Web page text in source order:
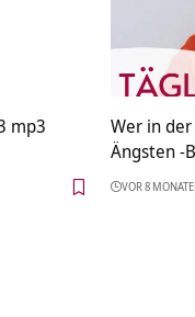
mp3
Wer in
Ängsten -
VOR 8